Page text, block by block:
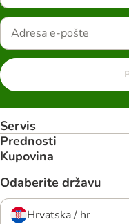
Servis
Prednosti
Kupovina
Odaberite državu
Hrvatska / hr